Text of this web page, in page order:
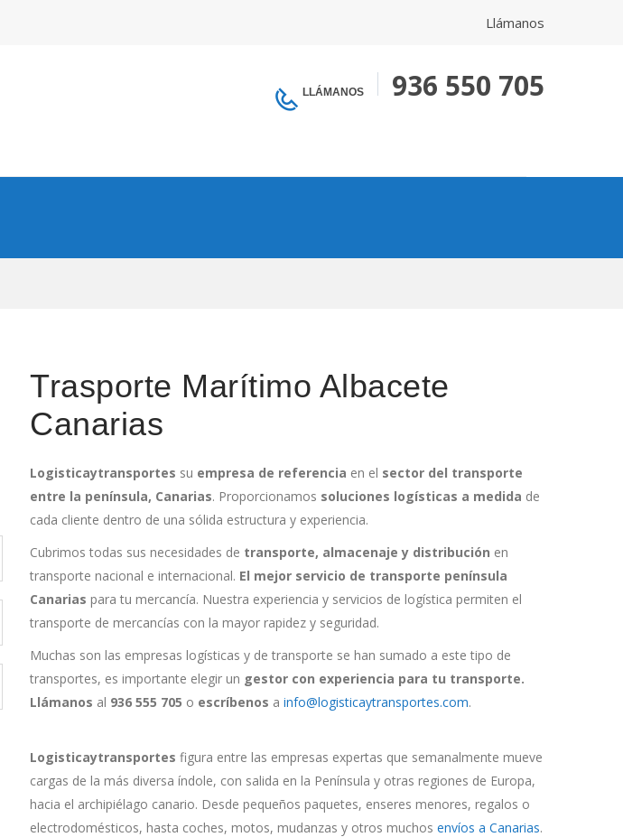
Llámanos
LLÁMANOS 936 550 705
Trasporte Marítimo Albacete
Canarias
Logisticaytransportes su empresa de referencia en el sector del transporte
entre la península, Canarias. Proporcionamos soluciones logísticas a medida de
cada cliente dentro de una sólida estructura y experiencia.
Cubrimos todas sus necesidades de transporte, almacenaje y distribución en
transporte nacional e internacional. El mejor servicio de transporte península
Canarias para tu mercancía. Nuestra experiencia y servicios de logística permiten el
transporte de mercancías con la mayor rapidez y seguridad.
Muchas son las empresas logísticas y de transporte se han sumado a este tipo de
transportes, es importante elegir un gestor con experiencia para tu transporte.
Llámanos al 936 555 705 o escríbenos a info@logisticaytransportes.com.
Logisticaytransportes figura entre las empresas expertas que semanalmente mueve
cargas de la más diversa índole, con salida en la Península y otras regiones de Europa,
hacia el archipiélago canario. Desde pequeños paquetes, enseres menores, regalos o
electrodomésticos, hasta coches, motos, mudanzas y otros muchos envíos a Canarias.